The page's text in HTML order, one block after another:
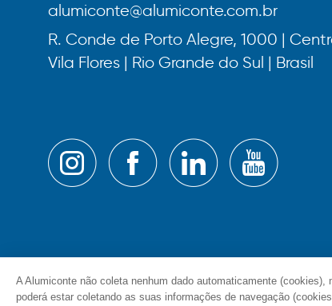
alumiconte@alumiconte.com.br
R. Conde de Porto Alegre, 1000 |
Vila Flores | Rio Grande do Sul | Brasil
A Alumiconte não coleta nenhum dado automaticamente (cookies),
poderá estar coletando as suas informações de navegação